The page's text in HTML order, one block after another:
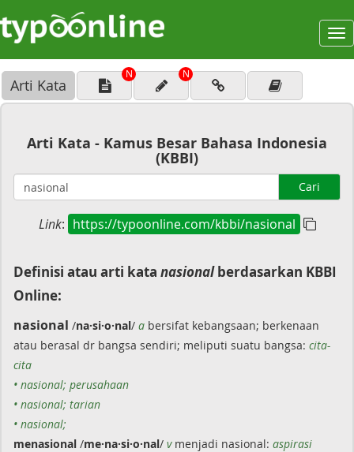
Arti Kata
N N
Arti Kata - Kamus Besar Bahasa Indonesia
(KBBI)
Cari
Link: https://typoonline.com/kbbi/nasional
Definisi atau arti kata nasionalberdasarkan KBBI
Online:
nasional /na·si·o·nal/ a bersifat kebangsaan; berkenaan
atau berasal dr bangsa sendiri; meliputi suatu bangsa: cita-
cita
• nasional; perusahaan
• nasional; tarian
• nasional;
menasional /me·na·si·o·nal/ vmenjadi nasional: aspirasi